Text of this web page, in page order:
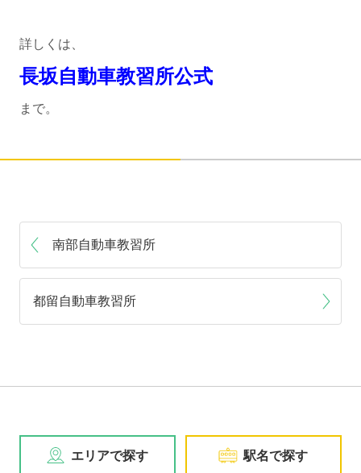
詳しくは、
長坂自動車教習所公式
まで。
南部自動車教習所
都留自動車教習所
エリアで探す 駅名で探す